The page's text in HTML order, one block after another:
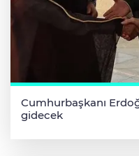
Cumhurbaşkanı
gidecek